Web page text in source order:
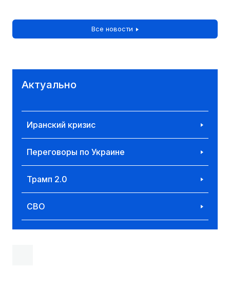
Все новости
Актуально
Иранский кризис
Переговоры по Украине
Трамп 2.0
СВО